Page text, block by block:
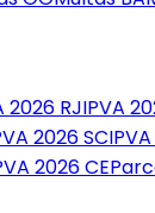
2026 RJIPVA
2026SC
2026CE